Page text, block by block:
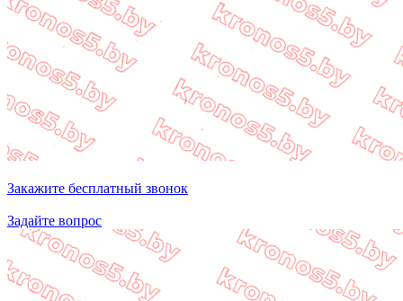
Закажите бесплатный звонок
Задайте вопрос